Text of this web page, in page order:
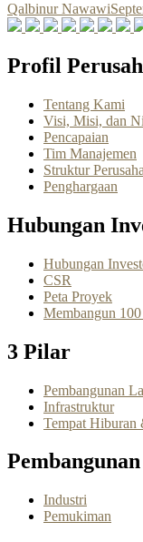
Qalbinur Nawawi
Profil
Tentang Kami
Visi, Misi, dan
Pencapaian
Tim Manajemen
Struktur
Penghargaan
Hubungan
Hubungan
CSR
Peta Proyek
Membangun
3 Pilar
Pembangunan
Infrastruktur
Tempat Hiburan
Industri
Pemukiman